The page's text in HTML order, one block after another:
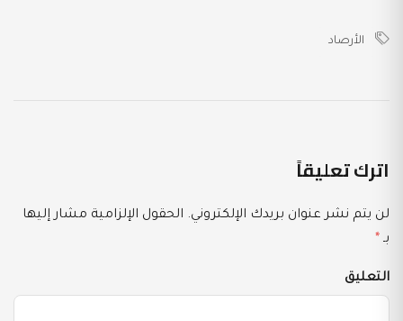
الأرصاد
اترك تعليقاً
لن يتم نشر عنوان بريدك الإلكتروني. الحقول الإلزامية مشار إليها
بـ *
التعليق